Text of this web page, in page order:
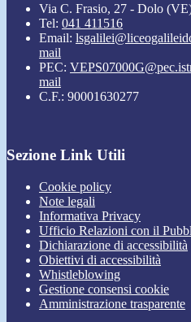
Via C. Frasio, 27 - Dolo
Tel: 041 411516
Email:
mail
PEC:
mail
C.F.: 90001630277
Sezione Link Utili
Cookie policy
Note legali
Informativa Privacy
Ufficio Relazioni con il
Dichiarazione di accessibilità
Obiettivi di accessibilità
Whistleblowing
Gestione consensi cookie
Amministrazione trasparente